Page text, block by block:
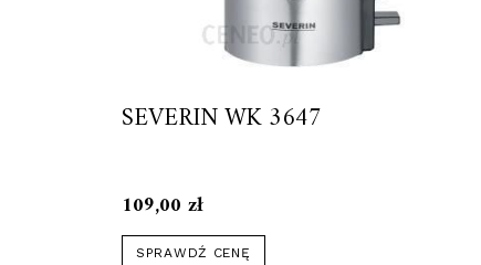
SEVERIN WK 3647
109,00 zł
SPRAWDŹ CENĘ